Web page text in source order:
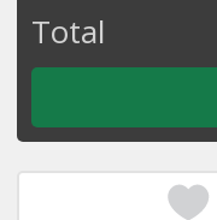
Total